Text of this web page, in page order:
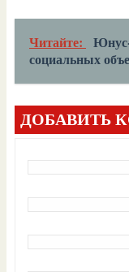
Читайте:
социальных
ДОБАВИТЬ